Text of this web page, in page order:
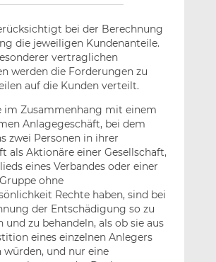
bei der Berechnung
die jeweiligen Kundenanteile.
vertraglichen
werden die Forderungen zu
auf die Kunden verteilt.
im Zusammenhang mit einem
Anlagegeschäft, bei dem
zwei Personen in ihrer
als Aktionäre einer Gesellschaft,
eines Verbandes oder einer
ohne
Rechte haben, sind bei
der Entschädigung so zu
und zu behandeln, als ob sie aus
eines einzelnen Anlegers
würden, und nur eine